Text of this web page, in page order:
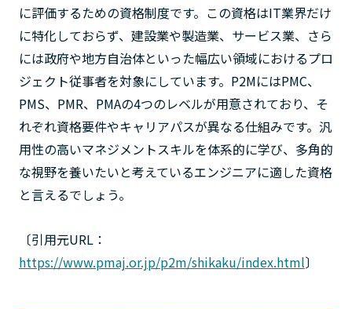
に評価するための資格制度です。この資格はIT業界だけ
に特化しておらず、建設業や製造業、サービス業、さら
には政府や地方自治体といった幅広い領域におけるプロ
ジェクト従事者を対象にしています。P2MにはPMC、
PMS、PMR、PMAの4つのレベルが用意されており、そ
れぞれ資格要件やキャリアパスが異なる仕組みです。汎
用性の高いマネジメントスキルを体系的に学び、多角的
な視野を養いたいと考えているエンジニアに適した資格
と言えるでしょう。
〔引用元URL：
https://www.pmaj.or.jp/p2m/shikaku/index.html〕